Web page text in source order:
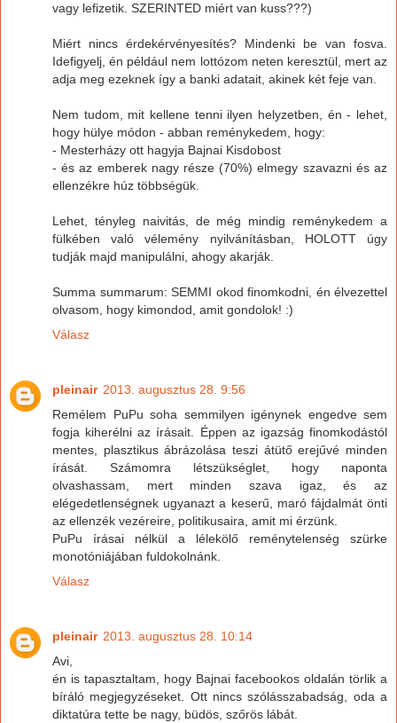
vagy lefizetik. SZERINTED miért van kuss???)
Miért nincs érdekérvényesítés? Mindenki be van fosva.
Idefigyelj, én például nem lottózom neten keresztül, mert az
adja meg ezeknek így a banki adatait, akinek két feje van.
Nem tudom, mit kellene tenni ilyen helyzetben, én - lehet,
hogy hülye módon - abban reménykedem, hogy:
- Mesterházy ott hagyja Bajnai Kisdobost
- és az emberek nagy része (70%) elmegy szavazni és az
ellenzékre húz többségük.
Lehet, tényleg naivitás, de még mindig reménykedem a
fülkében való vélemény nyilvánításban, HOLOTT úgy
tudják majd manipulálni, ahogy akarják.
Summa summarum: SEMMI okod finomkodni, én élvezettel
olvasom, hogy kimondod, amit gondolok! :)
Válasz
pleinair 2013. augusztus 28. 9:56
Remélem PuPu soha semmilyen igénynek engedve sem
fogja kiherélni az írásait. Éppen az igazság finomkodástól
mentes, plasztikus ábrázolása teszi átütő erejűvé minden
írását. Számomra létszükséglet, hogy naponta
olvashassam, mert minden szava igaz, és az
elégedetlenségnek ugyanazt a keserű, maró fájdalmát önti
az ellenzék vezéreire, politikusaira, amit mi érzünk.
PuPu írásai nélkül a lélekölő reménytelenség szürke
monotóniájában fuldokolnánk.
Válasz
pleinair 2013. augusztus 28. 10:14
Avi,
én is tapasztaltam, hogy Bajnai facebookos oldalán törlik a
bíráló megjegyzéseket. Ott nincs szólásszabadság, oda a
diktatúra tette be nagy, büdös, szőrös lábát.